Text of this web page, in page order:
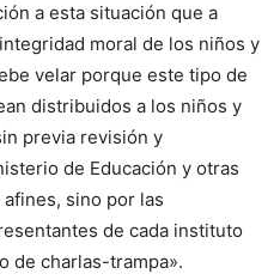
a esta situación que a
moral de los niños y
velar porque este tipo de
distribuidos a los niños y
previa revisión y
de Educación y otras
sino por las
de cada instituto
de charlas-trampa».